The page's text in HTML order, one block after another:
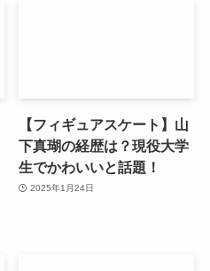
【フィギュアスケート】山
下真瑚の経歴は？現役大学
生でかわいいと話題！
2025年1月24日